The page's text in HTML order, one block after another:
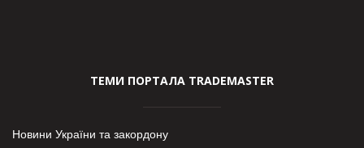
ТЕМИ ПОРТАЛА TRADEMASTER
Новини України та закордону